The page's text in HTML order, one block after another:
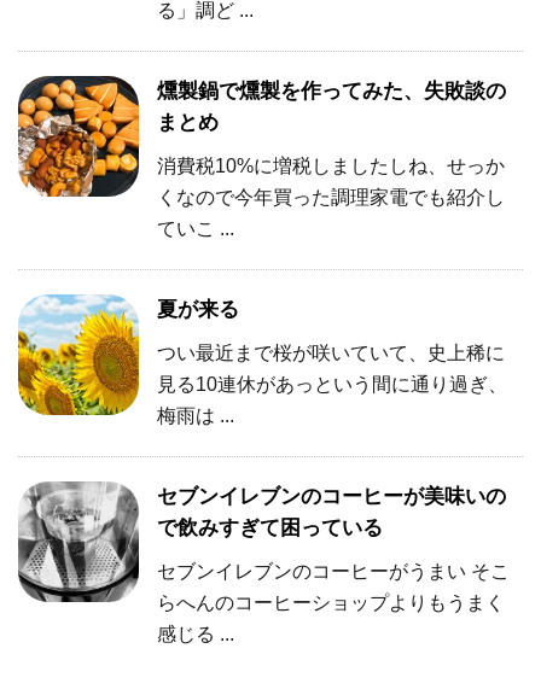
る」調ど ...
燻製鍋で燻製を作ってみた、失敗談の
まとめ
消費税10%に増税しましたしね、せっか
くなので今年買った調理家電でも紹介し
ていこ ...
夏が来る
つい最近まで桜が咲いていて、史上稀に
見る10連休があっという間に通り過ぎ、
梅雨は ...
セブンイレブンのコーヒーが美味いの
で飲みすぎて困っている
セブンイレブンのコーヒーがうまい そこ
らへんのコーヒーショップよりもうまく
感じる ...